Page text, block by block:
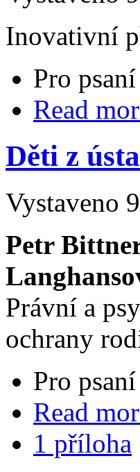
Inovativní
Pro
Read
Děti z
Vystaveno
Petr
Právní a
ochrany
Pro
Read
1 příloha